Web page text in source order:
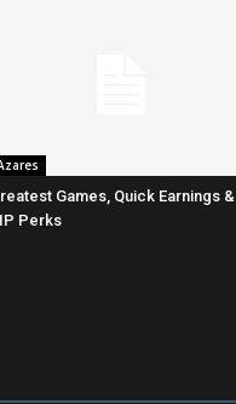
Games, Quick Earnings &
Perks